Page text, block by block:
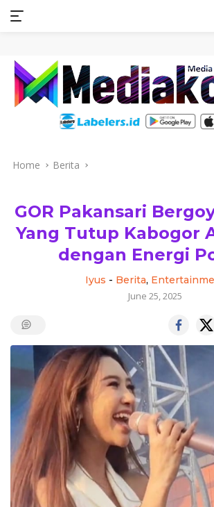
Skip
content
Home Berita
GOR Pakansari
Yang Tutup Kabogor
dengan Energi
Iyus - Berita,
June 25, 2025